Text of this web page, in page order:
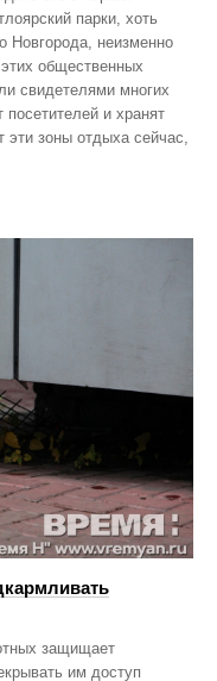
парки, хоть
Новгорода, неизменно
общественных
свидетелями многих
и хранят
эти зоны отдыха сейчас,
защищает
им доступ